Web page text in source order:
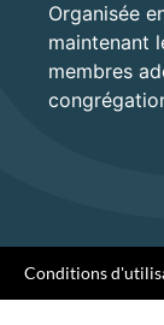
Organisée
maintenant
membres
Conditions